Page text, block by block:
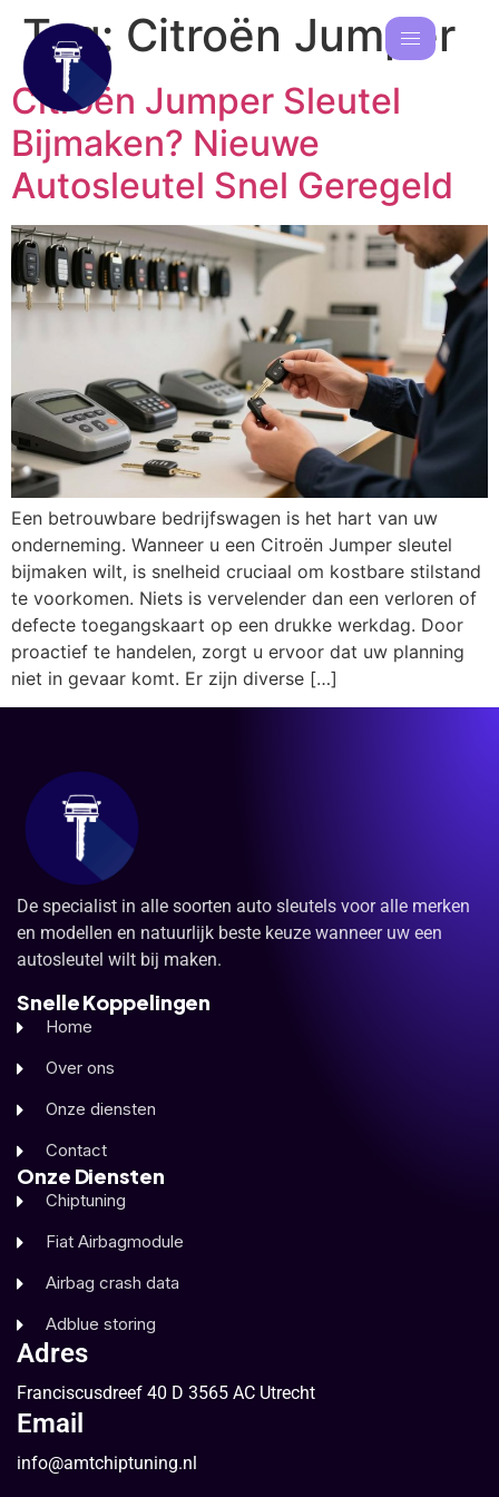
Tag: Citroën Jumper
Citroën Jumper Sleutel
Bijmaken? Nieuwe
Autosleutel Snel Geregeld
Een betrouwbare bedrijfswagen is het hart van uw
onderneming. Wanneer u een Citroën Jumper sleutel
bijmaken wilt, is snelheid cruciaal om kostbare stilstand
te voorkomen. Niets is vervelender dan een verloren of
defecte toegangskaart op een drukke werkdag. Door
proactief te handelen, zorgt u ervoor dat uw planning
niet in gevaar komt. Er zijn diverse […]
De specialist in alle soorten auto sleutels voor alle merken
en modellen en natuurlijk beste keuze wanneer uw een
autosleutel wilt bij maken.
Snelle Koppelingen
Home
Over ons
Onze diensten
Contact
Onze Diensten
Chiptuning
Fiat Airbagmodule
Airbag crash data
Adblue storing
Adres
Franciscusdreef 40 D 3565 AC Utrecht
Email
info@amtchiptuning.nl